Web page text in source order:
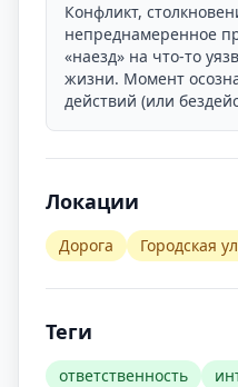
Конфликт,
непреднамеренное
«наезд» на что-то
жизни. Момент
действий (или
Локации
Дорога Городская
Теги
ответственность